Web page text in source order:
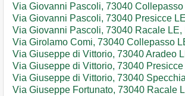
Via Giovanni Pascoli, 73040 Collepasso
Via Giovanni Pascoli, 73040 Presicce
Via Giovanni Pascoli, 73040 Racale LE,
Via Girolamo Comi, 73040 Collepasso
Via Giuseppe di Vittorio, 73040 Aradeo
Via Giuseppe di Vittorio, 73040 Presicce
Via Giuseppe di Vittorio, 73040
Via Giuseppe Fortunato, 73040 Racale